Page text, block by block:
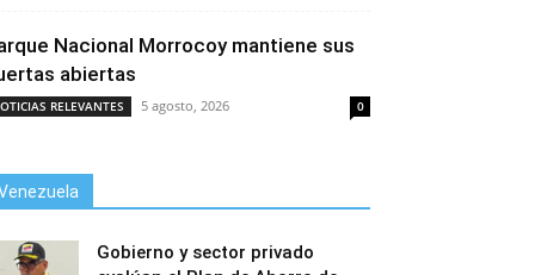
Nacional Morrocoy mantiene sus
abiertas
RELEVANTES 5 agosto, 2026 0
Gobierno y sector privado